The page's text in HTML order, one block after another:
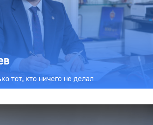
тот, кто ничего не делал